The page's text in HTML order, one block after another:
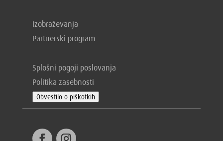
Izobraževanja
Partnerski program
Splošni pogoji poslovanja
Politika zasebnosti
Obvestilo o piškotkih